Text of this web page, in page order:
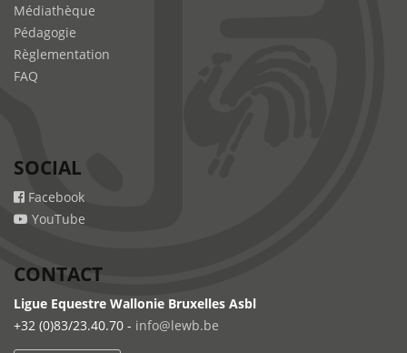
Médiathèque
Pédagogie
Règlementation
FAQ
SOCIAL
Facebook
YouTube
CONTACT
Ligue Equestre Wallonie Bruxelles Asbl
+32 (0)83/23.40.70 - info@lewb.be